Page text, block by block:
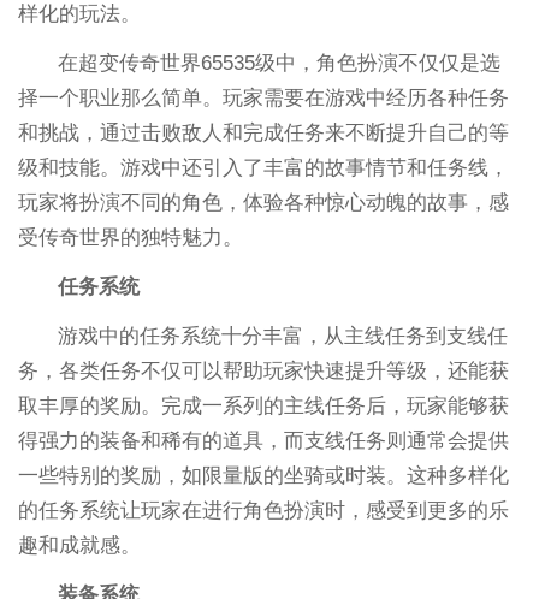
样化的玩法。
在超变传奇世界65535级中，角色扮演不仅仅是选
择一个职业那么简单。玩家需要在游戏中经历各种任务
和挑战，通过击败敌人和完成任务来不断提升自己的等
级和技能。游戏中还引入了丰富的故事情节和任务线，
玩家将扮演不同的角色，体验各种惊心动魄的故事，感
受传奇世界的独特魅力。
任务系统
游戏中的任务系统十分丰富，从主线任务到支线任
务，各类任务不仅可以帮助玩家快速提升等级，还能获
取丰厚的奖励。完成一系列的主线任务后，玩家能够获
得强力的装备和稀有的道具，而支线任务则通常会提供
一些特别的奖励，如限量版的坐骑或时装。这种多样化
的任务系统让玩家在进行角色扮演时，感受到更多的乐
趣和成就感。
装备系统